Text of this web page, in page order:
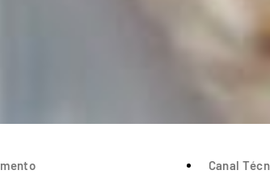
Canal